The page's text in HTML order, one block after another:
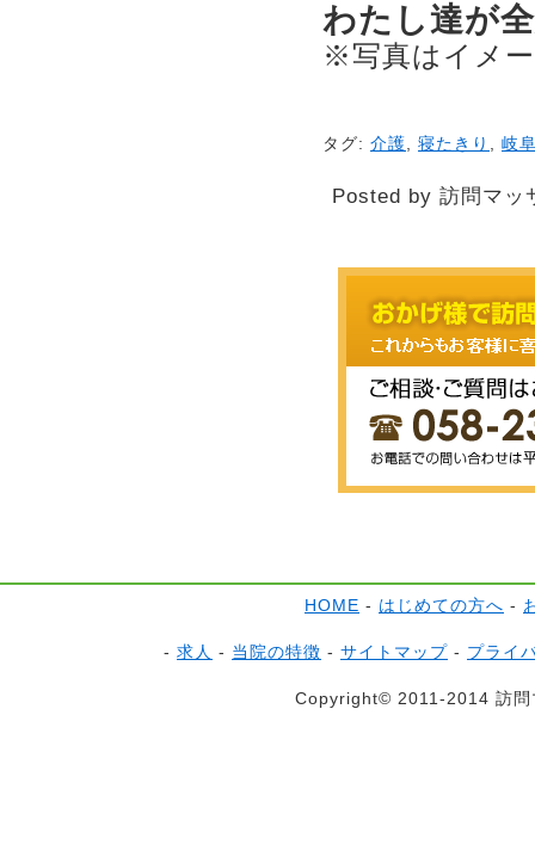
わたし達が
※写真はイメ
タグ: 介護, 寝たきり , 岐
Posted by 訪問マ
HOME - はじめての方へ -
- 求人 - 当院の特徴 - サイトマップ - プライ
Copyright© 2011-2014 訪問